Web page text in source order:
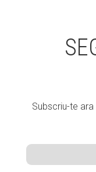
Subscriu-te